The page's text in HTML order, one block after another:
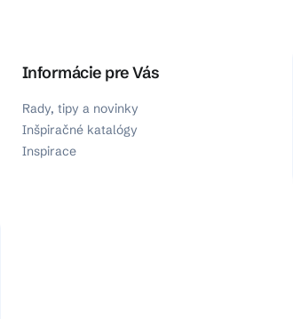
Informácie pre Vás
Rady, tipy a novinky
Inšpiračné katalógy
Inspirace